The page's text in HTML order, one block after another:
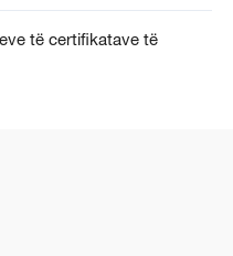
të certifikatave të